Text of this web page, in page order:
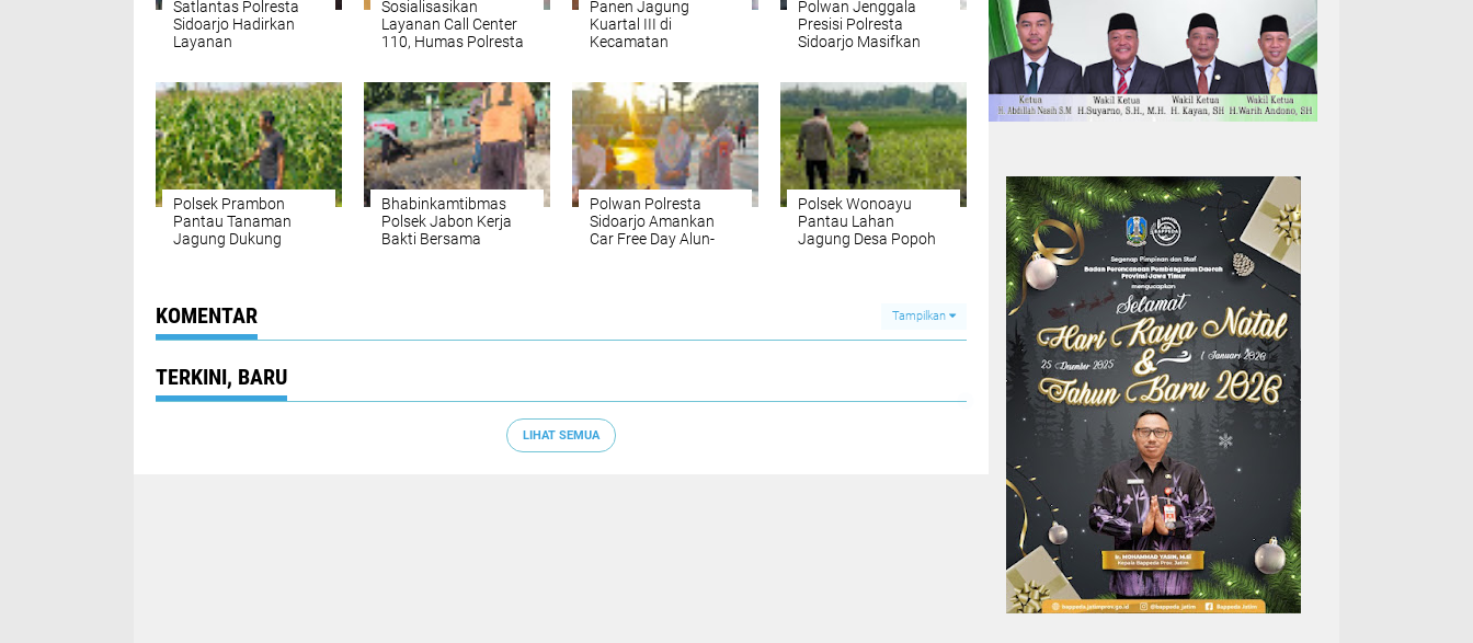
Satlantas Polresta
Sidoarjo Hadirkan
Layanan
Selama 17 Hari Non
Stop
Sosialisasikan
Layanan Call Center
110, Humas Polresta
Piramida
Panen Jagung
Kuartal III di
Kecamatan
Polwan Jenggala
Presisi Polresta
Sidoarjo Masifkan
Polsek Prambon
Pantau Tanaman
Jagung Dukung
Bhabinkamtibmas
Polsek Jabon Kerja
Bakti Bersama
Polwan Polresta
Sidoarjo Amankan
Car Free Day Alun-
Polsek Wonoayu
Pantau Lahan
Jagung Desa Popoh
KOMENTAR Tampilkan
TERKINI, BARU
LIHAT SEMUA